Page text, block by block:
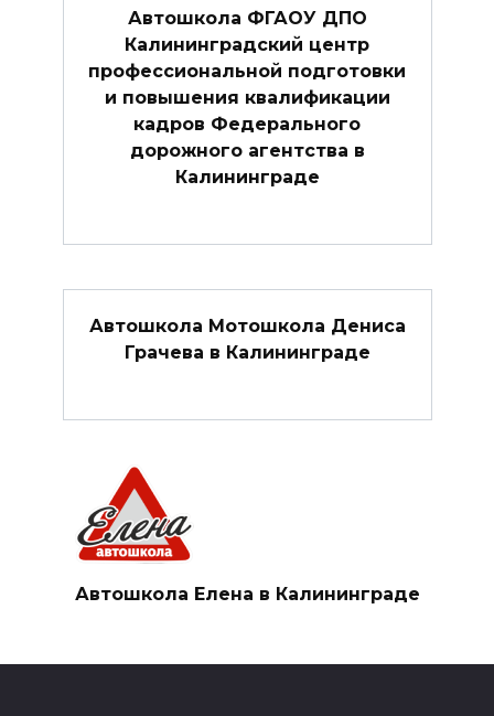
Автошкола ФГАОУ ДПО
Калининградский центр
профессиональной подготовки
и повышения квалификации
кадров Федерального
дорожного агентства в
Калининграде
Автошкола Мотошкола Дениса
Грачева в Калининграде
Автошкола Елена в Калининграде